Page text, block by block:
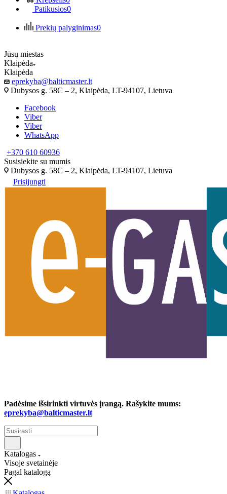
Patikusios0
Prekių palyginimas0
Jūsų miestas
Klaipėda
Klaipėda
eprekyba@balticmaster.lt
Dubysos g. 58C – 2, Klaipėda, LT-94107, Lietuva
Facebook
Viber
Viber
WhatsApp
+370 610 60936
Susisiekite su mumis
Dubysos g. 58C – 2, Klaipėda, LT-94107, Lietuva
Prisijungti
Padėsime išsirinkti virtuvės įrangą. Rašykite mums:
eprekyba@balticmaster.lt
Katalogas
Visoje svetainėje
Pagal katalogą